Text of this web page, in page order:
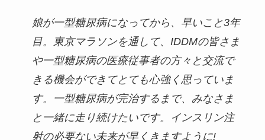
娘が一型糖尿病になってから、早いこと3年
目。東京マラソンを通して、IDDMの皆さま
や一型糖尿病の医療従事者の方々と交流で
きる機会ができてとても心強く思っていま
す。一型糖尿病が完治するまで、みなさま
と一緒に走り続けたいです。インスリン注
射の必要ない未来が早くきますように!